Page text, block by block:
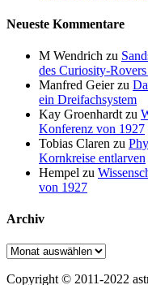
Neueste Kommentare
M Wendrich zu
des Curiosity-
Manfred Geierzu
ein Dreifachsystem
Kay Groenhardt zu
Konferenz von 1927
Tobias Claren zu
Kornkreise entlarven
Hempel zu
von 1927
Archiv
Archiv
Copyright © 2011-2022